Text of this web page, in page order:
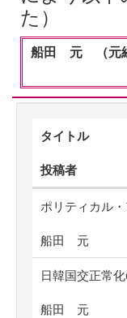
た）
船田 元 （元経
タイトル
投稿者
ポリティカル
船田 元
日韓国交正常
船田 元